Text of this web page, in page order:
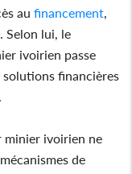
au financement
Selon lui, le
ivoirien passe
solutions financières
minier ivoirien ne
de